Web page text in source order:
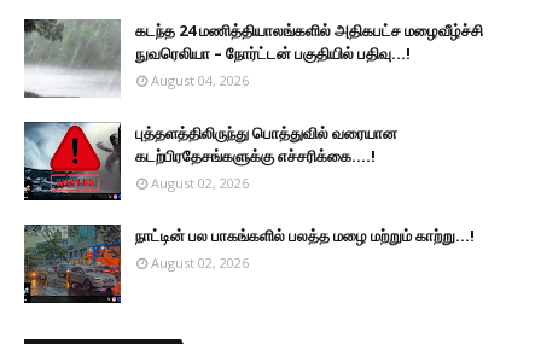
கடந்த 24 மணித்தியாலங்களில் அதிகபட்ச மழைவீழ்ச்சி
நுவரெலியா – நோர்ட்டன் பகுதியில் பதிவு...!
August 04, 2026
புத்தளத்திலிருந்து பொத்துவில் வரையான
கடற்பிரதேசங்களுக்கு எச்சரிக்கை....!
August 02, 2026
நாட்டின் பல பாகங்களில் பலத்த மழை மற்றும் காற்று...!
August 02, 2026